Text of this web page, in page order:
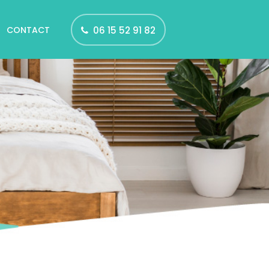
CONTACT 06 15 52 91 82